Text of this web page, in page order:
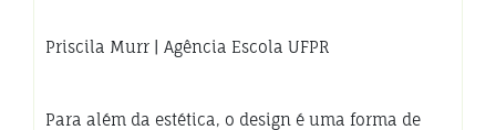
Priscila Murr | Agência Escola UFPR
Para além da estética, o design é uma forma de